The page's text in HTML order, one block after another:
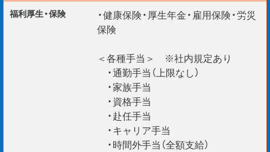
＊CAD Operators etc.
VISA更新サポートいたします。
安心して活躍できますよ！
福利厚生・保険
・健康保険・厚生年金・雇用保険・労災
保険
＜各種手当＞ ※社内規定あり
・通勤手当（上限なし）
・家族手当
・資格手当
・赴任手当
・キャリア手当
・時間外手当（全額支給）